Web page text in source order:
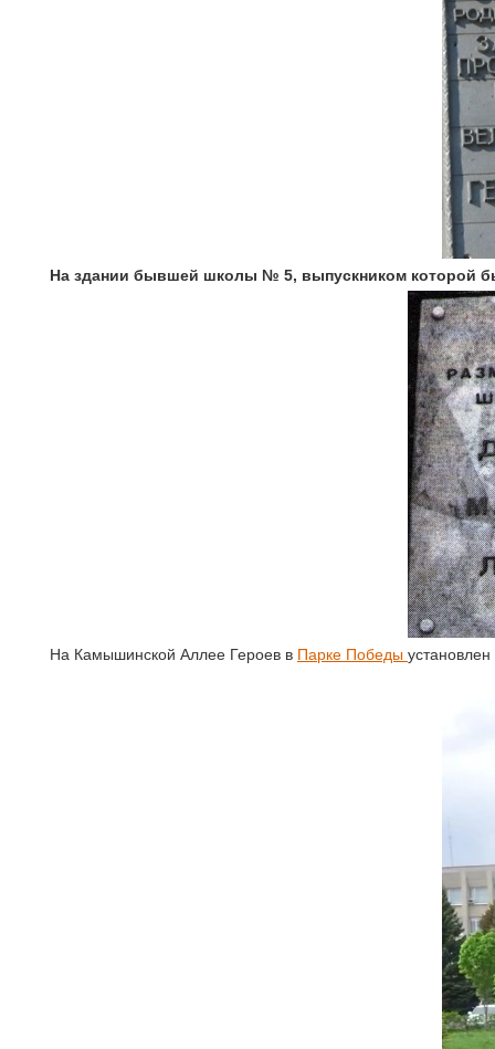
На здании бывшей школы № 5, выпускником которой
На Камышинской Аллее Героев в Парке Победы